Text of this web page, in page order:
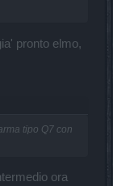
pronto elmo,
tipo Q7 con
ora